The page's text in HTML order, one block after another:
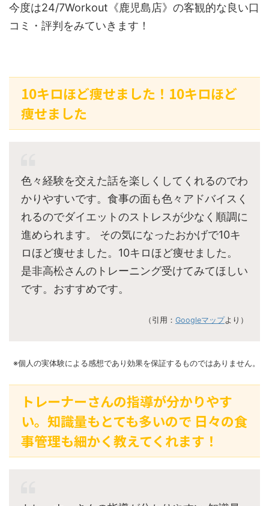
今度は24/7Workout《鹿児島店》の客観的な良い口
コミ・評判をみていきます！
10キロほど痩せました！10キロほど
痩せました
色々経験を交えた話を楽しくしてくれるのでわ
かりやすいです。食事の面も色々アドバイスく
れるのでダイエットのストレスが少なく順調に
進められます。 その気になったおかげで10キ
ロほど痩せました。10キロほど痩せました。
是非高松さんのトレーニング受けてみてほしい
です。おすすめです。
（引用： Googleマップより）
※個人の実体験による感想であり効果を保証するものではありません。
トレーナーさんの指導が分かりやす
い。知識量もとても多いので 日々の食
事管理も細かく教えてくれます！